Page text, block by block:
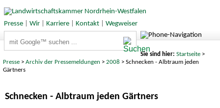
Presse| Wir| Karriere| Kontakt| Wegweiser
Sie sind hier: Startseite>
Presse >Archiv der Pressemeldungen > 2008 > Schnecken - Albtraum jeden
Gärtners
Schnecken - Albtraum jeden Gärtners